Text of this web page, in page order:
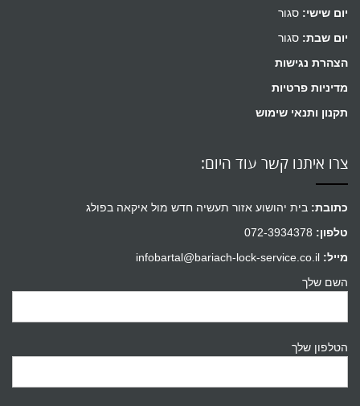
יום שישי: סגור
יום שבת: סגור
הצהרת נגישות
מדיניות פרטיות
תקנון ותנאי שימוש
צרו איתנו קשר עוד היום:
כתובת: בית יהושוע אזור תעשיה חדש מול איקאה בפולג
טלפון: 072-3934378
מייל:
השם שלך
הטלפון שלך